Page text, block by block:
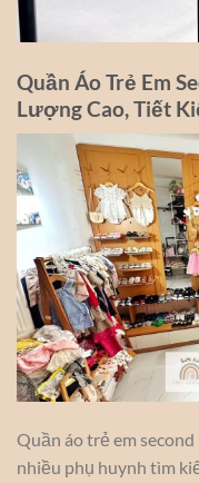
Quần Áo Trẻ Em
Lượng Cao, Tiết
Quần áo trẻ em
nhiều phụ huynh tìm